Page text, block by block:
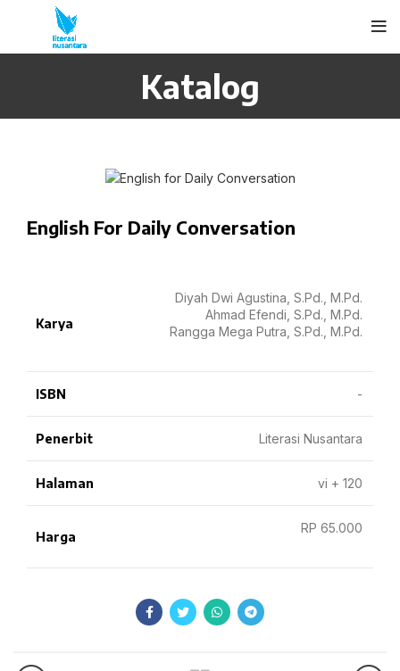
Katalog
English For Daily Conversation
Karya
Diyah Dwi Agustina, S.Pd., M.Pd.
Ahmad Efendi, S.Pd., M.Pd.
Rangga Mega Putra, S.Pd., M.Pd.
ISBN -
Penerbit Literasi Nusantara
Halaman vi + 120
Harga
RP 65.000